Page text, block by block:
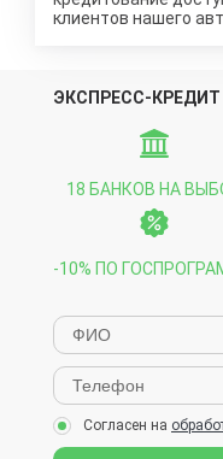
клиентов нашего
ЭКСПРЕСС-КРЕДИТ
18 БАНКОВ НА
-10% ПО
Согласен на